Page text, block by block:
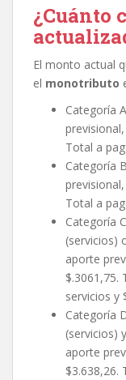
¿Cuánto
El monto actual
el monotributo
Categoría
Total a
Categoría
Total a
Categoría
(servicios)
aporte
$.3061,75.
servicios y
Categoría
(servicios)
aporte
$3.638,26.